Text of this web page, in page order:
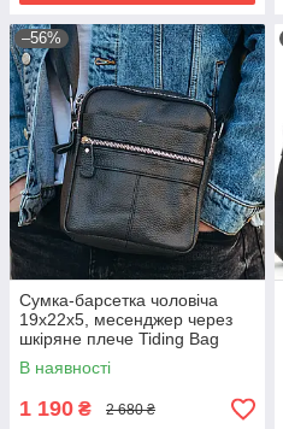
–56%
Сумка-барсетка чоловіча
19х22х5, месенджер через
шкіряне плече Tiding Bag
BON6165 чорний
В наявності
1 190 ₴ 2 680 ₴